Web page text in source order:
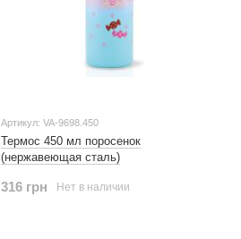
Артикул: VA-9698.450
Термос 450 мл поросенок
(нержавеющая сталь)
316 грн Нет в наличии